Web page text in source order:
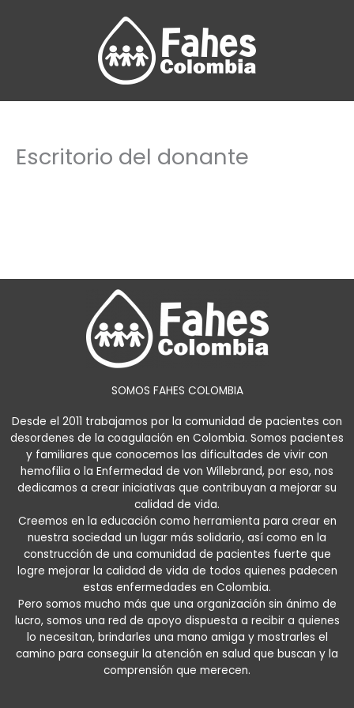
Escritorio del donante
SOMOS FAHES COLOMBIA
Desde el 2011 trabajamos por la comunidad de pacientes con
desordenes de la coagulación en Colombia. Somos pacientes
y familiares que conocemos las dificultades de vivir con
hemofilia o la Enfermedad de von Willebrand, por eso, nos
dedicamos a crear iniciativas que contribuyan a mejorar su
calidad de vida.
Creemos en la educación como herramienta para crear en
nuestra sociedad un lugar más solidario, así como en la
construcción de una comunidad de pacientes fuerte que
logre mejorar la calidad de vida de todos quienes padecen
estas enfermedades en Colombia.
Pero somos mucho más que una organización sin ánimo de
lucro, somos una red de apoyo dispuesta a recibir a quienes
lo necesitan, brindarles una mano amiga y mostrarles el
camino para conseguir la atención en salud que buscan y la
comprensión que merecen.